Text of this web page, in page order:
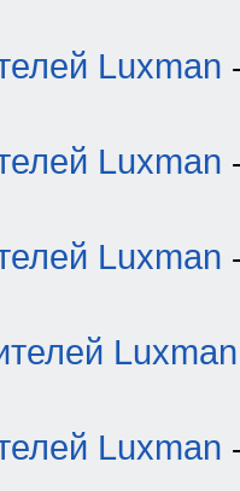
Luxman
Luxman
Luxman
Luxman
Luxman